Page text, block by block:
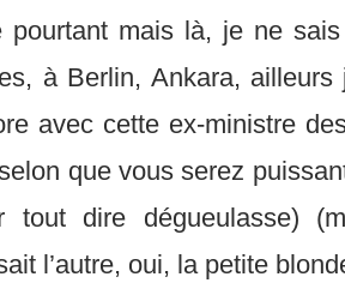
pourtant mais là, je ne
à Berlin, Ankara,
avec cette ex-ministre
que vous serez
tout dire dégueulasse)
l’autre, oui, la petite